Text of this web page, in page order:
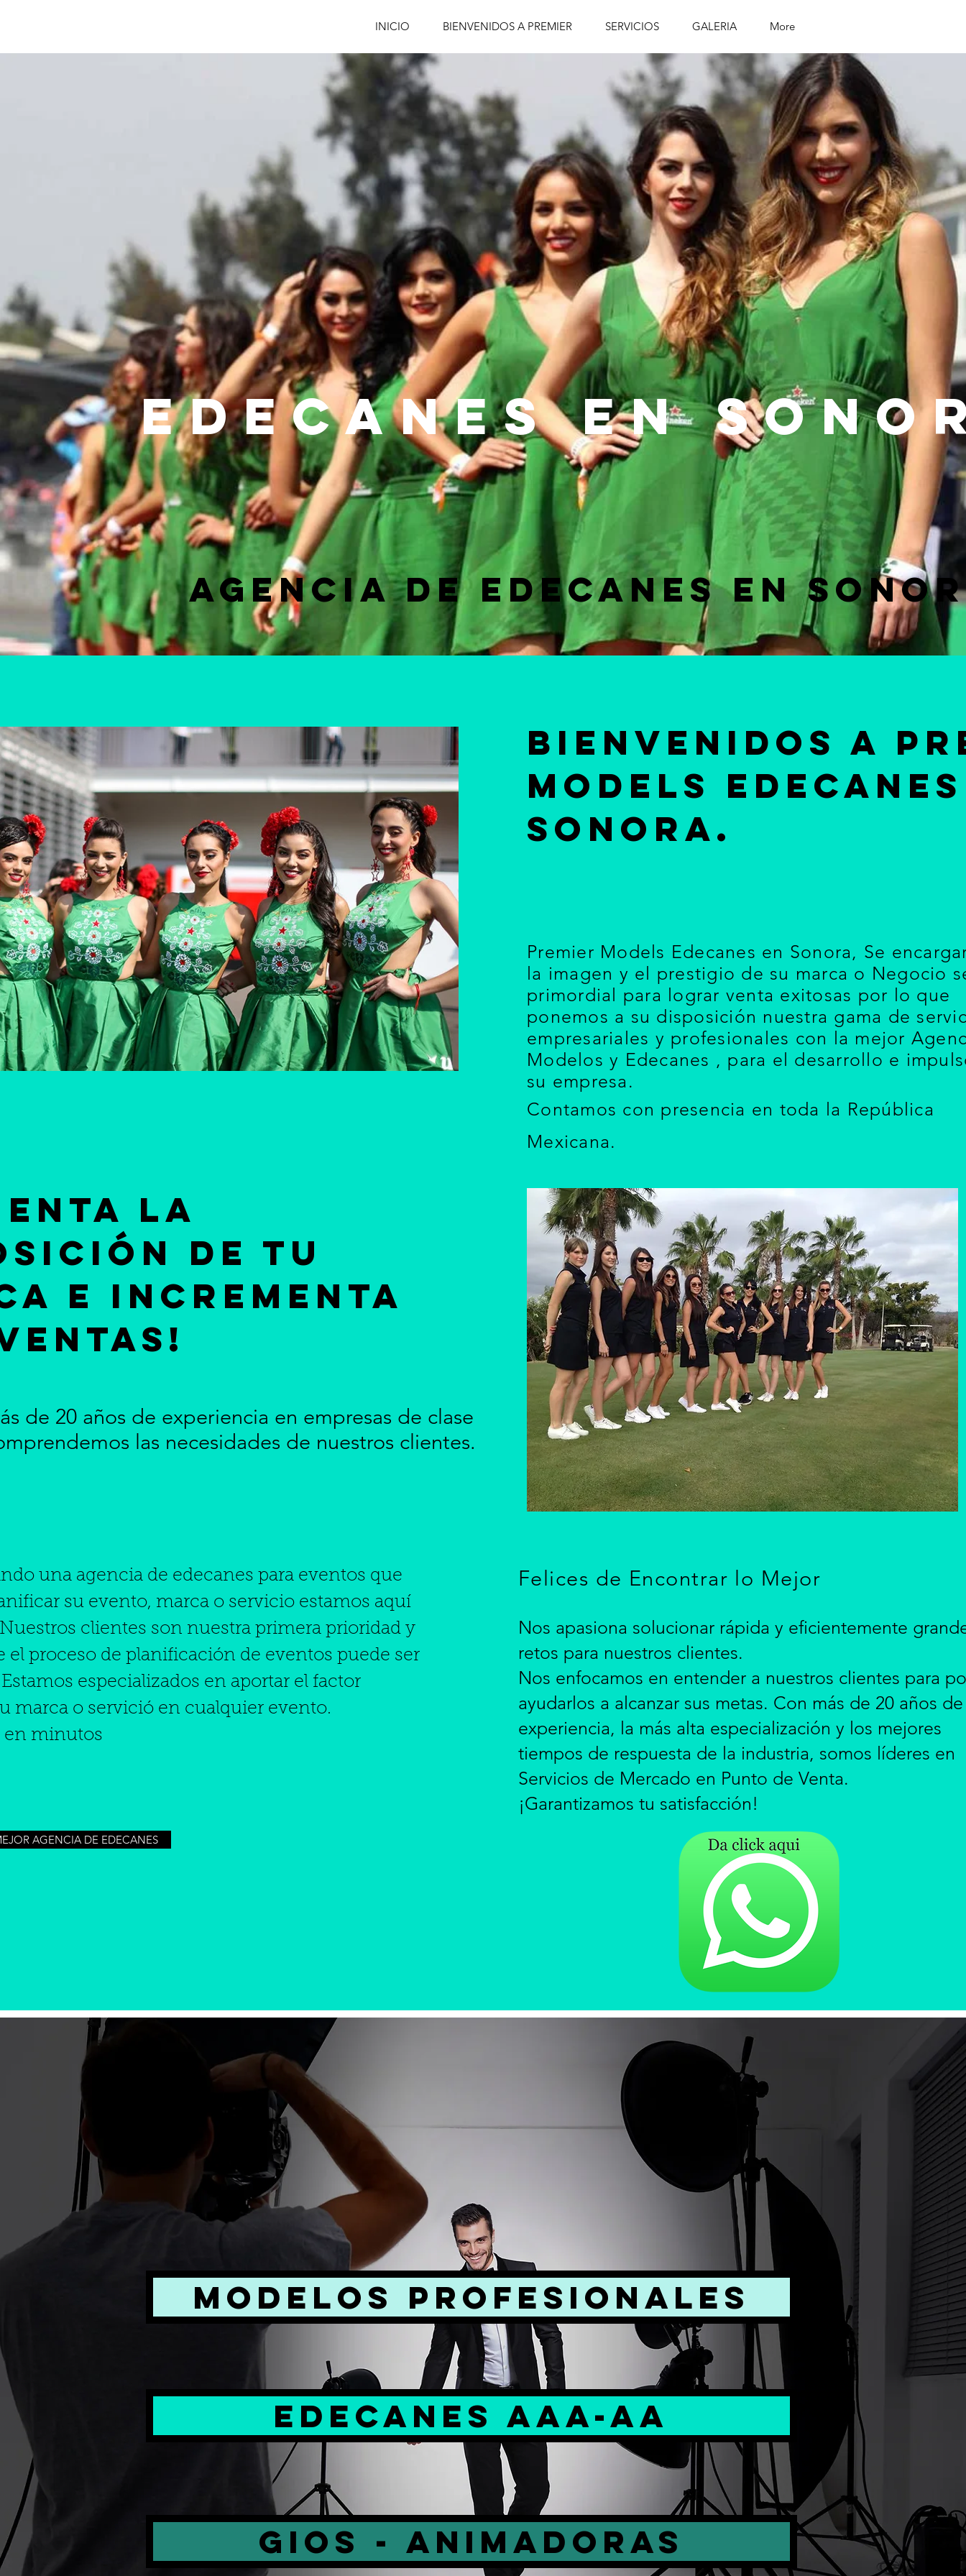
INICIO BIENVENIDOS A PREMIER SERVICIOS GALERIA More
EDECANES En
AGENCIA DE EDECANES EN
la
de tu
e incrementa
de 20 años de experiencia en empresas de clase
las necesidades de nuestros clientes.
una agencia de edecanes para eventos que
su evento, marca o servicio estamos aquí
clientes son nuestra primera prioridad y
el proceso de planificación de eventos puede ser
especializados en aportar el factor
marca o servició en cualquier evento.
en minutos
AGENCIA DE EDECANES
BienvenidoS A
MODELS
SONORA.
Premier Models Edecanes en Sonora, Se
la imagen y el prestigio de su marca o Negocio
primordial para lograr venta exitosas por lo que
ponemos a su disposición nuestra gama de
empresariales y profesionales con la mejor
Modelos y Edecanes , para el desarrollo e
su empresa.
Contamos con presencia en toda la República
Mexicana.
Felices de Encontrar lo Mejor
Nos apasiona solucionar rápida y eficientemente
retos para nuestros clientes.
Nos enfocamos en entender a nuestros clientes para
ayudarlos a alcanzar sus metas. Con más de 20 años de
experiencia, la más alta especialización y los mejores
tiempos de respuesta de la industria, somos líderes en
Servicios de Mercado en Punto de Venta.
¡Garantizamos tu satisfacción!
MODELOS PROFESIONALES
EDECANES AAA-AA
GIOS - ANIMADORAS